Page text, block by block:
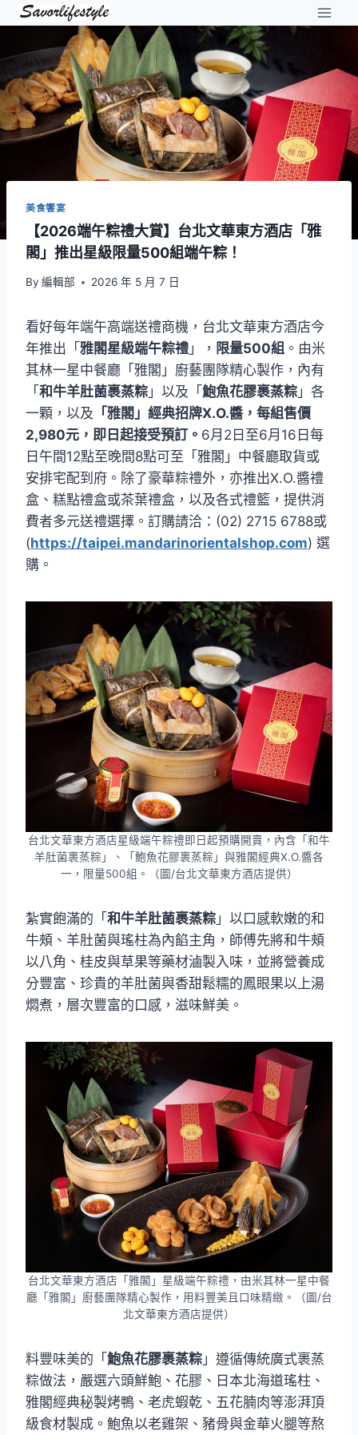
Skip
content
美食饗宴
【2026端午粽禮大賞】台北文華東方酒店「雅
閣」推出星級限量500組端午粽！
By 編輯部 2026 年 5 月 7 日
看好每年端午高端送禮商機，台北文華東方酒店今
年推出「 雅閣星級端午粽禮 」， 限量500組 。由米
其林一星中餐廳「雅閣」廚藝團隊精心製作，內有
「 和牛羊肚菌裹蒸粽 」以及「 鮑魚花膠裹蒸粽 」各
一顆，以及 「雅閣」經典招牌X.O.醬，每組售價
2,980元，即日起接受預訂。 6月2日至6月16日每
日午間12點至晚間8點可至「雅閣」中餐廳取貨或
安排宅配到府。除了豪華粽禮外，亦推出X.O.醬禮
盒、糕點禮盒或茶葉禮盒，以及各式禮籃，提供消
費者多元送禮選擇。訂購請洽：(02) 2715 6788或
(https://taipei.mandarinorientalshop.com) 選
購。
台北文華東方酒店星級端午粽禮即日起預購開賣，內含「和牛
羊肚菌裹蒸粽」、「鮑魚花膠裹蒸粽」與雅閣經典X.O.醬各
一，限量500組。（圖/台北文華東方酒店提供）
紮實飽滿的「 和牛羊肚菌裹蒸粽 」以口感軟嫩的和
牛頰、羊肚菌與瑤柱為內餡主角，師傅先將和牛頰
以八角、桂皮與草果等藥材滷製入味，並將營養成
分豐富、珍貴的羊肚菌與香甜鬆糯的鳳眼果以上湯
燜煮，層次豐富的口感，滋味鮮美。
台北文華東方酒店「雅閣」星級端午粽禮，由米其林一星中餐
廳「雅閣」廚藝團隊精心製作，用料豐美且口味精緻。（圖/台
北文華東方酒店提供）
料豐味美的「 鮑魚花膠裹蒸粽 」遵循傳統廣式裹蒸
粽做法，嚴選六頭鮮鮑、花膠、日本北海道瑤柱、
雅閣經典秘製烤鴨、老虎蝦乾、五花腩肉等澎湃頂
級食材製成。鮑魚以老雞架、豬骨與金華火腿等熬